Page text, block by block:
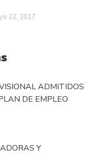
22, 2017
ADMITIDOS
DE EMPLEO
Y